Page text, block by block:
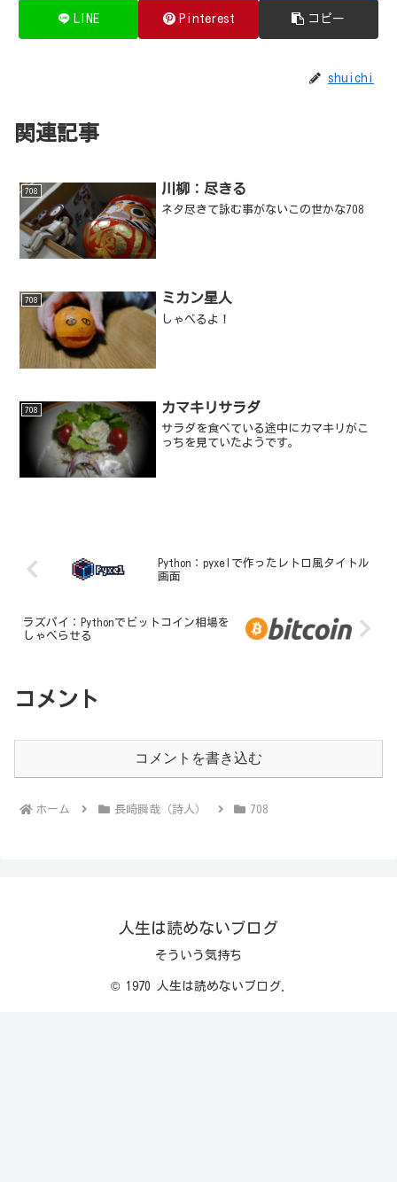
LINE Pinterest コピー
shuichi
関連記事
708 川柳：尽きる
ネタ尽きて詠む事がないこの世かな708
708 ミカン星人
しゃべるよ！
708 カマキリサラダ
サラダを食べている途中にカマキリがこ
っちを見ていたようです。
Python：pyxelで作ったレトロ風タイトル
画面
ラズパイ：Pythonでビットコイン相場を
しゃべらせる
コメント
コメントを書き込む
ホーム 長崎瞬哉（詩人） 708
人生は読めないブログ
そういう気持ち
© 1970 人生は読めないブログ.